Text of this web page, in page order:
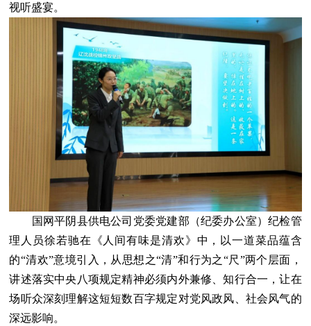
视听盛宴。
国网平阴县供电公司党委党建部（纪委办公室）纪检管
理人员徐若驰在《人间有味是清欢》中，以一道菜品蕴含
的“清欢”意境引入，从思想之“清”和行为之“尺”两个层面，
讲述落实中央八项规定精神必须内外兼修、知行合一，让在
场听众深刻理解这短短数百字规定对党风政风、社会风气的
深远影响。